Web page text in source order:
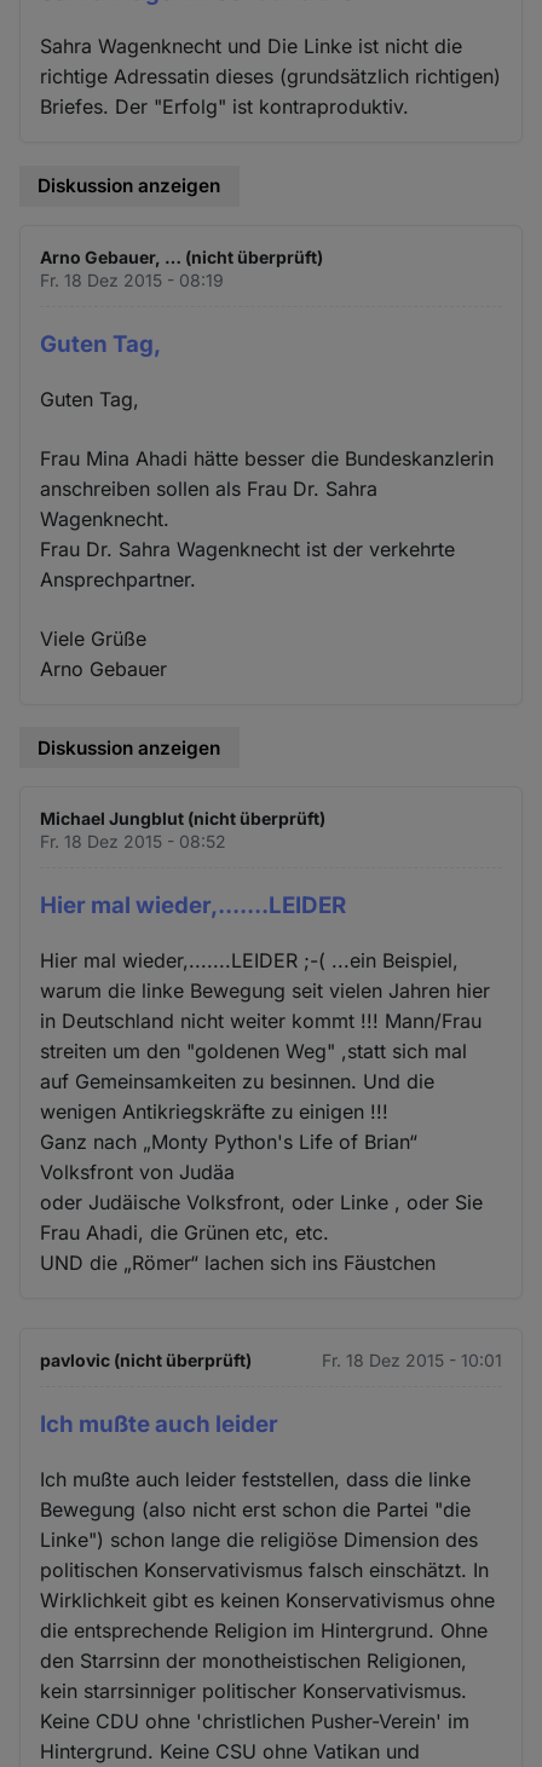
Sahra Wagenknecht und Die Linke ist nicht die
richtige Adressatin dieses (grundsätzlich richtigen)
Briefes. Der "Erfolg" ist kontraproduktiv.
Diskussion anzeigen
Arno Gebauer, … (nicht überprüft)
Fr. 18 Dez 2015 - 08:19
Guten Tag,
Guten Tag,
Frau Mina Ahadi hätte besser die Bundeskanzlerin
anschreiben sollen als Frau Dr. Sahra
Wagenknecht.
Frau Dr. Sahra Wagenknecht ist der verkehrte
Ansprechpartner.
Viele Grüße
Arno Gebauer
Diskussion anzeigen
Michael Jungblut (nicht überprüft)
Fr. 18 Dez 2015 - 08:52
Hier mal wieder,.......LEIDER
Hier mal wieder,.......LEIDER ;-( ...ein Beispiel,
warum die linke Bewegung seit vielen Jahren hier
in Deutschland nicht weiter kommt !!! Mann/Frau
streiten um den "goldenen Weg" ,statt sich mal
auf Gemeinsamkeiten zu besinnen. Und die
wenigen Antikriegskräfte zu einigen !!!
Ganz nach „Monty Python's Life of Brian“
Volksfront von Judäa
oder Judäische Volksfront, oder Linke , oder Sie
Frau Ahadi, die Grünen etc, etc.
UND die „Römer“ lachen sich ins Fäustchen
pavlovic (nicht überprüft) Fr. 18 Dez 2015 - 10:01
Ich mußte auch leider
Ich mußte auch leider feststellen, dass die linke
Bewegung (also nicht erst schon die Partei "die
Linke") schon lange die religiöse Dimension des
politischen Konservativismus falsch einschätzt. In
Wirklichkeit gibt es keinen Konservativismus ohne
die entsprechende Religion im Hintergrund. Ohne
den Starrsinn der monotheistischen Religionen,
kein starrsinniger politischer Konservativismus.
Keine CDU ohne 'christlichen Pusher-Verein' im
Hintergrund. Keine CSU ohne Vatikan und